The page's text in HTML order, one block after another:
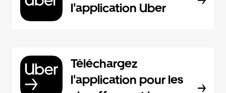
l'application Uber
Téléchargez
l'application pour les